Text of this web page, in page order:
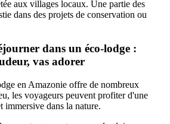
aux villages locaux. Une partie des
dans des projets de conservation ou
dans un éco-lodge :
vas adorer
en Amazonie offre de nombreux
les voyageurs peuvent profiter d'une
immersive dans la nature.